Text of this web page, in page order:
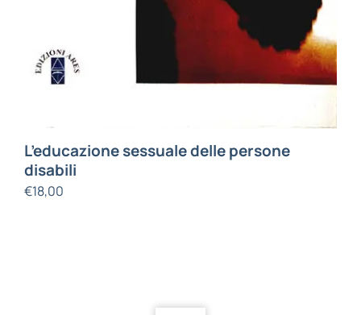
L’educazione sessuale delle persone
disabili
€18,00